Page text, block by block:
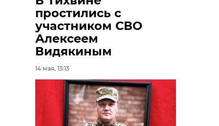
простились с
участником СВО
Алексеем
Видякиным
14 мая, 13:13